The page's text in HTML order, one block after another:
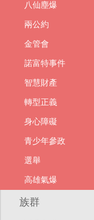
八仙塵爆
兩公約
金管會
諾富特事件
智慧財產
轉型正義
身心障礙
青少年參政
選舉
高雄氣爆
族群